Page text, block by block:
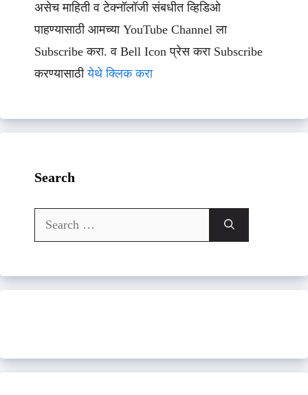
असेच माहिती व टेक्नॉलॉजी संबधीत व्हिडिओ
पाहण्यासाठी आमच्या YouTube Channel ला
Subscribe करा. व Bell Icon प्रेस करा Subscribe
करण्यासाठीयेथे क्लिक करा
Search
Search
for: